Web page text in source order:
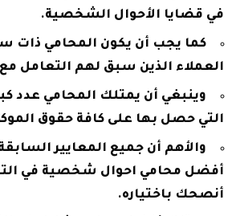
في قضايا الأحوال الشخصية.
كما يجب أن يكون المحامي ذات
العملاء الذين سبق لهم التعامل
وينبغي أن يمتلك المحامي عدد
التي حصل بها على كافة حقوق
والأهم أن جميع المعايير
أفضل محامي احوال شخصية في
أنصحك باختياره.